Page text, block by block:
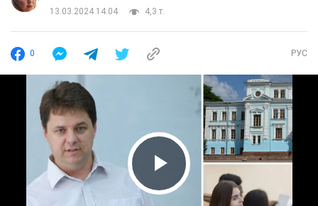
13.03.2024 14:04 4,3 т.
0 РУС
Play Video